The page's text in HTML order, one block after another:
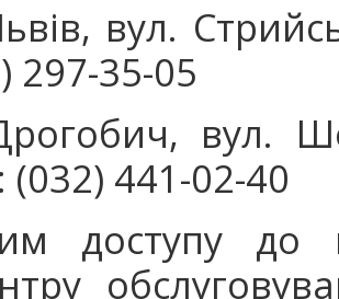
вул.
297-35-05
вул.
(032) 441-02-40
доступу до